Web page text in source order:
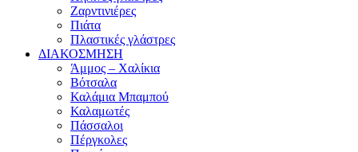
Ζαρντινιέρες
Πιάτα
Πλαστικές γλάστρες
ΔΙΑΚΟΣΜΗΣΗ
Άμμος – Χαλίκια
Βότσαλα
Καλάμια Μπαμπού
Καλαμωτές
Πάσσαλοι
Πέργκολες